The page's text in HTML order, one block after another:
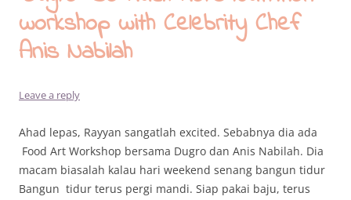
workshop with Celebrity Chef
Anis Nabilah
Leave a reply
Ahad lepas, Rayyan sangatlah excited. Sebabnya dia ada
Food Art Workshop bersama Dugro dan Anis Nabilah. Dia
macam biasalah kalau hari weekend senang bangun tidur
Bangun tidur terus pergi mandi. Siap pakai baju, terus